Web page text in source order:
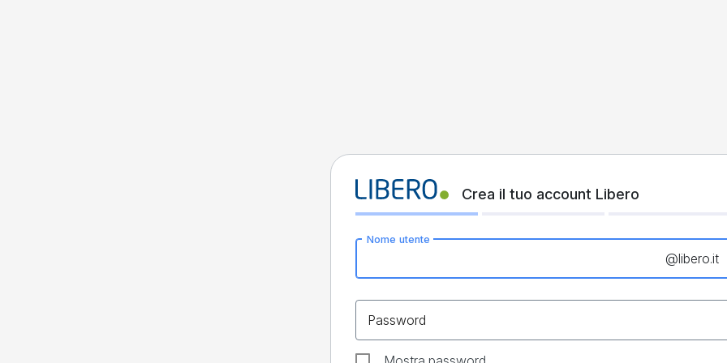
Crea il tuo account Libero
Nome utente
@libero.it
Password